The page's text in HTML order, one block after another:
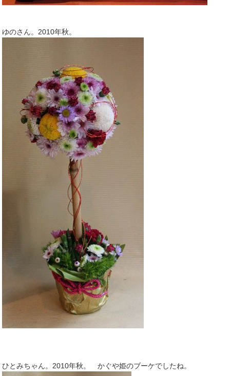
ゆのさん。2010年秋。
ひとみちゃん。2010年秋。 かぐや姫のブーケでしたね。